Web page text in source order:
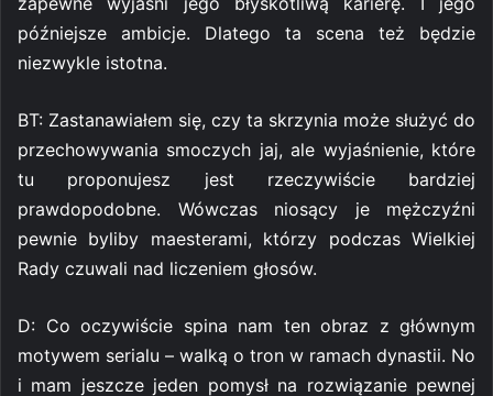
późniejsze ambicje. Dlatego ta scena też będzie
niezwykle istotna.
BT: Zastanawiałem się, czy ta skrzynia może służyć do
przechowywania smoczych jaj, ale wyjaśnienie, które
tu proponujesz jest rzeczywiście bardziej
prawdopodobne. Wówczas niosący je mężczyźni
pewnie byliby maesterami, którzy podczas Wielkiej
Rady czuwali nad liczeniem głosów.
D: Co oczywiście spina nam ten obraz z głównym
motywem serialu – walką o tron w ramach dynastii. No
i mam jeszcze jeden pomysł na rozwiązanie pewnej